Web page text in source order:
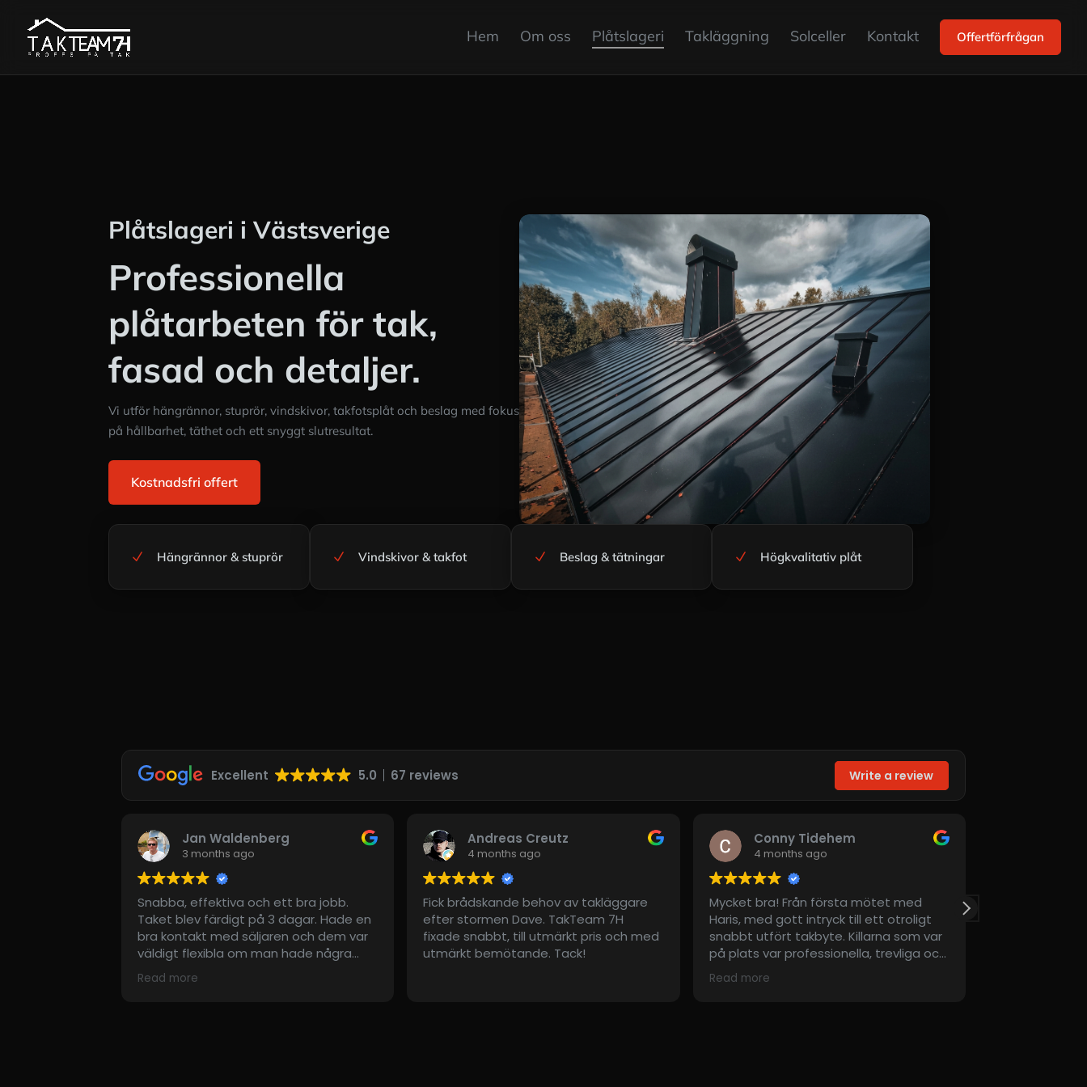
Hem Om oss Plåtslageri Takläggning Solceller Kontakt Offertförfrågan
Plåtslageri i Västsverige
Professionella
plåtarbeten för tak,
fasad och detaljer.
Vi utför hängrännor, stuprör, vindskivor, takfotsplåt och beslag med fokus
på hållbarhet, täthet och ett snyggt slutresultat.
Kostnadsfri offert
N Hängrännor & stuprör N Vindskivor & takfot N Beslag & tätningar N Högkvalitativ plåt
Excellent 5.0 67 reviews Write a review
Jan Waldenberg
effektiva och ett bra jobb.
blev färdigt på 3 dagar. Hade en
kontakt med säljaren och dem var
flexibla om man hade några
behov. Man fick också en
där det tydligt stod vad varje del
Andreas Creutz
Fick brådskande behov av takläggare
efter stormen Dave. TakTeam 7H
fixade snabbt, till utmärkt pris och med
utmärkt bemötande. Tack!
Conny Tidehem
Mycket bra! Från första mötet med
Haris, med gott intryck till ett otroligt
snabbt utfört takbyte. Killarna som var
på plats var professionella, trevliga och
grymt effektiva. Det var typ -Hej på
torsdag, och Hej då på fredag-. Att
Ing-Britt Johansson
Jag är så nöjd... Snabb hjälp...fin service.
Tackar.. ni är suveräna på det arbete ni
utför.. kan rekomenderas absolut 😄😄